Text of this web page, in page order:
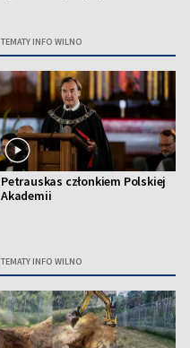
TEMATY INFO WILNO
Petrauskas członkiem Polskiej
Akademii
TEMATY INFO WILNO